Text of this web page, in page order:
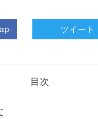
ツイート
目次